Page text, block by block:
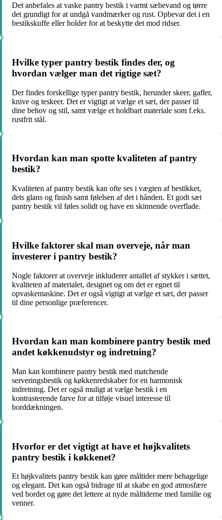
Det anbefales at vaske pantry bestik i varmt sæbevand og tørre
det grundigt for at undgå vandmærker og rust. Opbevar det i en
bestikskuffe eller holder for at beskytte det mod ridser.
Hvilke typer pantry bestik findes der, og
hvordan vælger man det rigtige sæt?
Der findes forskellige typer pantry bestik, herunder skeer, gafler,
knive og teskeer. Det er vigtigt at vælge et sæt, der passer til
dine behov og stil, samt vælge et holdbart materiale som f.eks.
rustfrit stål.
Hvordan kan man spotte kvaliteten af pantry
bestik?
Kvaliteten af pantry bestik kan ofte ses i vægten af ​​bestikket,
dets glans og finish samt følelsen af det i hånden. Et godt sæt
pantry bestik vil føles solidt og have en skinnende overflade.
Hvilke faktorer skal man overveje, når man
investerer i pantry bestik?
Nogle faktorer at overveje inkluderer antallet af stykker i sættet,
kvaliteten af materialet, designet og om det er egnet til
opvaskemaskine. Det er også vigtigt at vælge et sæt, der passer
til dine personlige præferencer.
Hvordan kan man kombinere pantry bestik med
andet køkkenudstyr og indretning?
Man kan kombinere pantry bestik med matchende
serveringsbestik og køkkenredskaber for en harmonisk
indretning. Det er også muligt at vælge bestik i en
kontrasterende farve for at tilføje visuel interesse til
borddækningen.
Hvorfor er det vigtigt at have et højkvalitets
pantry bestik i køkkenet?
Et højkvalitets pantry bestik kan gøre måltider mere behagelige
og elegant. Det kan også bidrage til at skabe en god atmosfære
ved bordet og gøre det lettere at nyde måltiderne med familie og
venner.